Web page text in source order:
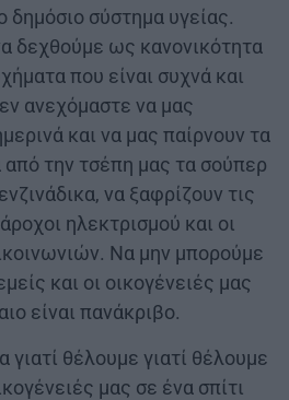
δημόσιο σύστημα υγείας.
δεχθούμε ως κανονικότητα
που είναι συχνά και
ανεχόμαστε να μας
και να μας παίρνουν τα
την τσέπη μας τα σούπερ
να ξαφρίζουν τις
ηλεκτρισμού και οι
Να μην μπορούμε
και οι οικογένειές μας
είναι πανάκριβο.
θέλουμε γιατί θέλουμε
μας σε ένα σπίτι